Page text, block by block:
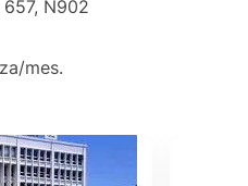
N902
mes.